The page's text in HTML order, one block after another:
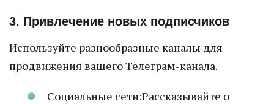
3. Привлечение новых подписчиков
Используйте разнообразные каналы для
продвижения вашего Телеграм-канала.
Социальные сети:Рассказывайте о